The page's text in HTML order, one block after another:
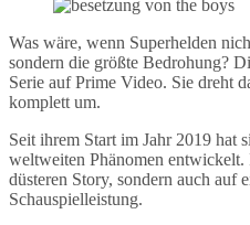
Was wäre, wenn Superhelden
sondern die größte Bedrohung?
Serie auf Prime Video. Sie dreht
komplett um.
Seit ihrem Start im Jahr 2019 hat
weltweiten Phänomen
düsteren Story, sondern auch auf
Schauspielleistung.